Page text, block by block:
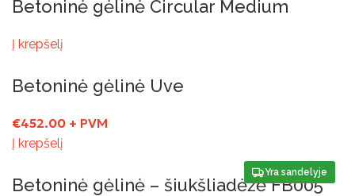
Betoninė gėlinė Circular Medium
Į krepšelį
Betoninė gėlinė Uve
€452.00 + PVM
Į krepšelį
Yra sandelyje
Betoninė gėlinė – šiukšliadėžė FB005